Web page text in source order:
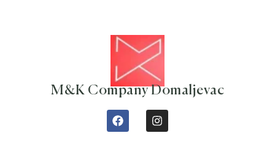
M&K Company Domaljevac